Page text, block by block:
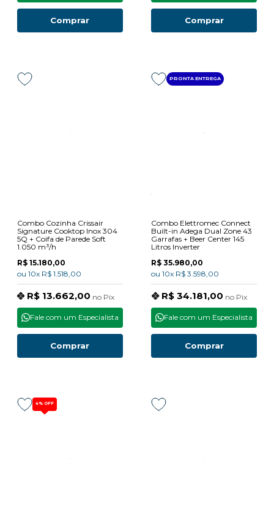
Comprar Comprar
Combo Cozinha Crissair
Signature Cooktop Inox 304
5Q + Coifa de Parede Soft
1.050 m³/h
R$ 15.180,00
ou 10x R$ 1.518,00
R$ 13.662,00 no Pix
Comprar
Fale com um Especialista
PRONTA ENTREGA
Combo Elettromec Connect
Built-in Adega Dual Zone 43
Garrafas + Beer Center 145
Litros Inverter
R$ 35.980,00
ou 10x R$ 3.598,00
R$ 34.181,00 no Pix
Comprar
Fale com um Especialista
4% OFF